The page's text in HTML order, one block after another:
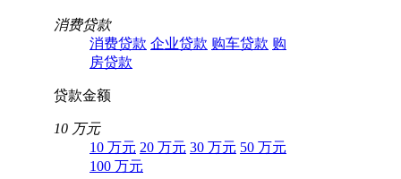
消费贷款
消费贷款 企业贷款 购车贷款 购
房贷款
贷款金额
10 万元
10 万元 20 万元 30 万元 50 万元
100 万元